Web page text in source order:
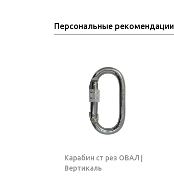
Персональные рекомендации
Карабин ст рез ОВАЛ |
Вертикаль